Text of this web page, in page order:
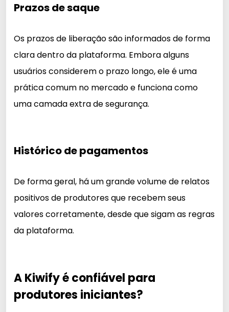
Prazos de saque
Os prazos de liberação são informados de forma
clara dentro da plataforma. Embora alguns
usuários considerem o prazo longo, ele é uma
prática comum no mercado e funciona como
uma camada extra de segurança.
Histórico de pagamentos
De forma geral, há um grande volume de relatos
positivos de produtores que recebem seus
valores corretamente, desde que sigam as regras
da plataforma.
A Kiwify é confiável para
produtores iniciantes?